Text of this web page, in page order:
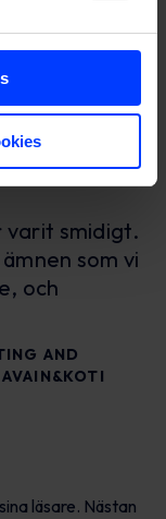
tillför ett
området
Avotakkas
varit smidigt.
som vi
och
AND
läsare. Nästan